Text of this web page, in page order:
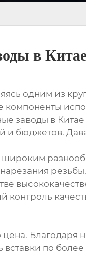
в
одним из
заводы в
бюджетов.
широким
контроль
Благодаря
по